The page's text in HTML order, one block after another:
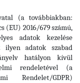
(a továbbiakban:
(EU) 2016/679 számú,
adatok kezelése
ilyen adatok szabad
hatályon kívül
rendeletével (a
Rendelet/GDPR)